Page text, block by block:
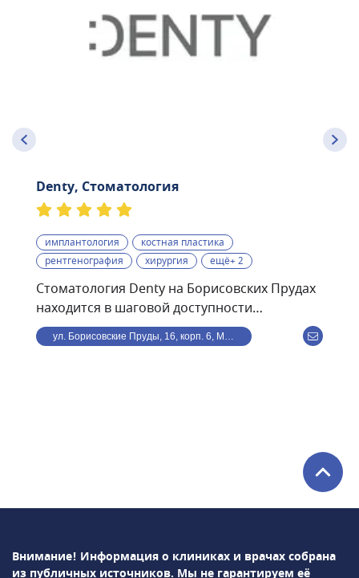
Denty, Стоматология
имплантология
костная пластика
рентгенография
хирургия ещё+ 2
Стоматология Denty на Борисовских Прудах
находится в шаговой доступности
от станции метро
Борисово.Стоматологическая клиника Denty
синус-лифтинг, остеопластику,
ул. Борисовские Пруды, 16, корп. 6, Москва, Россия
Внимание! Информация о клиниках и врачах собрана
из публичных источников. Мы не гарантируем её